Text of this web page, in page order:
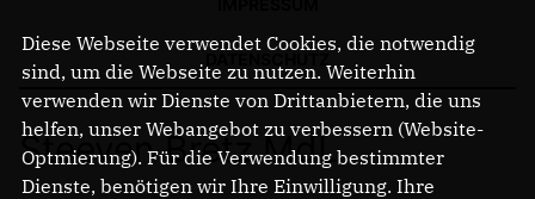
Steeven Bretz MdL
Diese Webseite verwendet Cookies, die notwendig
sind, um die Webseite zu nutzen. Weiterhin
verwenden wir Dienste von Drittanbietern, die uns
helfen, unser Webangebot zu verbessern (Website-
Optmierung). Für die Verwendung bestimmter
Dienste, benötigen wir Ihre Einwilligung. Ihre